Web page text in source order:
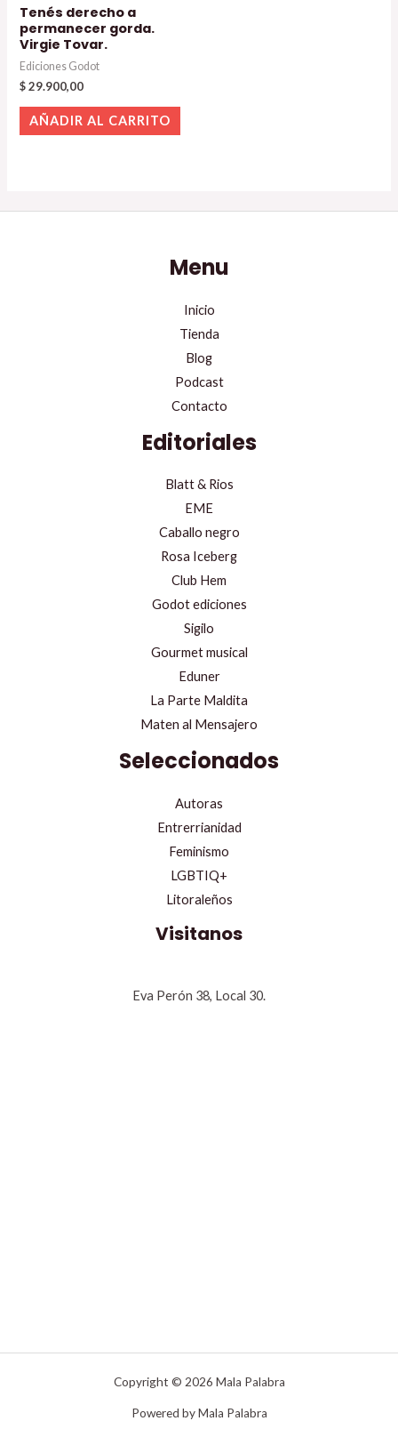
Tenés derecho a
permanecer gorda.
Virgie Tovar.
Ediciones Godot
$29.900,00
AÑADIR AL CARRITO
Menu
Inicio
Tienda
Blog
Podcast
Contacto
Editoriales
Blatt & Rios
EME
Caballo negro
Rosa Iceberg
Club Hem
Godot ediciones
Sigilo
Gourmet musical
Eduner
La Parte Maldita
Maten al Mensajero
Seleccionados
Autoras
Entrerrianidad
Feminismo
LGBTIQ+
Litoraleños
Visitanos
Eva Perón 38, Local 30.
Copyright © 2026 Mala Palabra
Powered by Mala Palabra